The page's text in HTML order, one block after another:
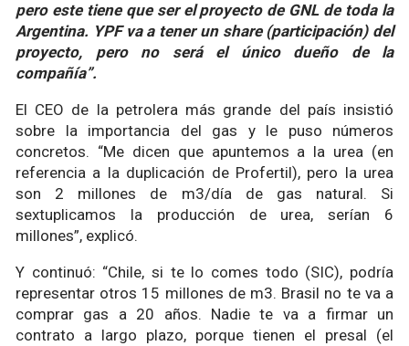
pero este tiene que ser el proyecto de GNL de toda la
Argentina. YPF va a tener un share (participación) del
proyecto, pero no será el único dueño de la
compañía”.
El CEO de la petrolera más grande del país insistió
sobre la importancia del gas y le puso números
concretos. “Me dicen que apuntemos a la urea (en
referencia a la duplicación de Profertil), pero la urea
son 2 millones de m3/día de gas natural. Si
sextuplicamos la producción de urea, serían 6
millones”, explicó.
Y continuó: “Chile, si te lo comes todo (SIC), podría
representar otros 15 millones de m3. Brasil no te va a
comprar gas a 20 años. Nadie te va a firmar un
contrato a largo plazo, porque tienen el presal (el